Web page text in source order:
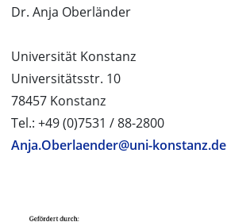
Dr. Anja Oberländer
Universität Konstanz
Universitätsstr. 10
78457 Konstanz
Tel.: +49 (0)7531 / 88-2800
Anja.Oberlaender@uni-konstanz.de